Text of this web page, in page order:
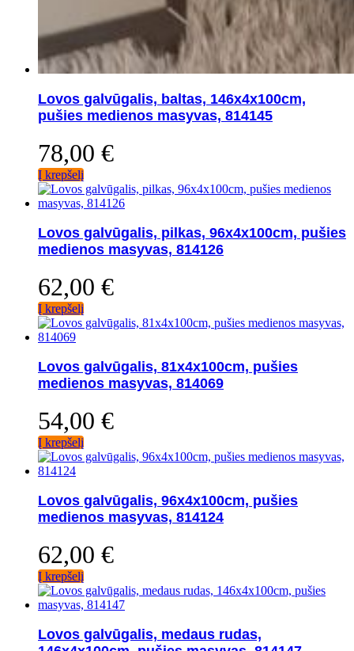
Lovos galvūgalis, baltas, 146x4x100cm,
pušies medienos masyvas, 814145
78,00 €
Į krepšelį
Lovos galvūgalis, pilkas, 96x4x100cm, pušies
medienos masyvas, 814126
62,00 €
Į krepšelį
Lovos galvūgalis, 81x4x100cm, pušies
medienos masyvas, 814069
54,00 €
Į krepšelį
Lovos galvūgalis, 96x4x100cm, pušies
medienos masyvas, 814124
62,00 €
Į krepšelį
Lovos galvūgalis, medaus rudas,